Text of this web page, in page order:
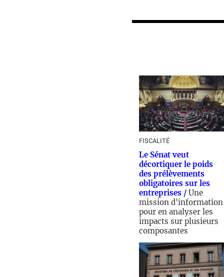
FISCALITÉ
Le Sénat veut
décortiquer le poids
des prélèvements
obligatoires sur les
entreprises / Une
mission d'information
pour en analyser les
impacts sur plusieurs
composantes
22/04/2026 - 09:00